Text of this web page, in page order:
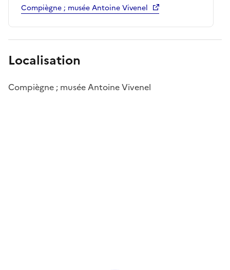
Compiègne ; musée Antoine Vivenel
Localisation
Compiègne ; musée Antoine Vivenel